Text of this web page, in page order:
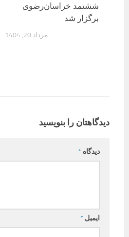
ششتمد خراسان‌رضوی
برگزار شد
مرداد 20, 1404
دیدگاهتان را بنویسید
دیدگاه *
ایمیل *